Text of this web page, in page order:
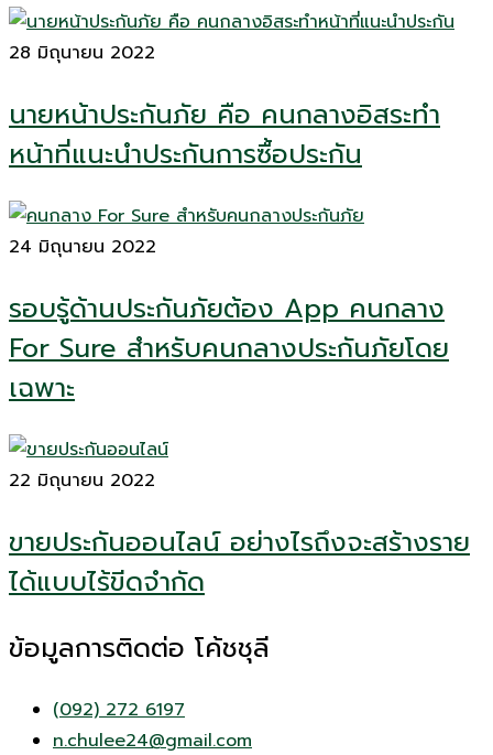
28 มิถุนายน 2022
นายหน้าประกันภัย คือ คนกลางอิสระทำ
หน้าที่แนะนำประกันการซื้อประกัน
24 มิถุนายน 2022
รอบรู้ด้านประกันภัยต้อง App คนกลาง
For Sure สำหรับคนกลางประกันภัยโดย
เฉพาะ
22 มิถุนายน 2022
ขายประกันออนไลน์ อย่างไรถึงจะสร้างราย
ได้แบบไร้ขีดจำกัด
ข้อมูลการติดต่อ โค้ชชุลี
(092) 272 6197
n.chulee24@gmail.com